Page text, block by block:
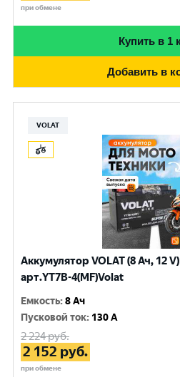
при обмене
Купить в 1
Добавить в
VOLAT
Аккумулятор VOLAT (8 Ач, 12
арт.YT7B-4(MF)Volat
Емкость:8 Ач
Пусковой ток: 130 A
2 224руб.
2 152 руб.
при обмене